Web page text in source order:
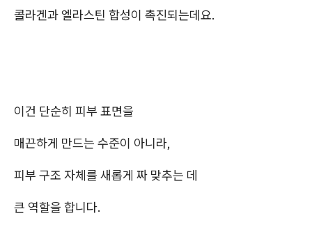
콜라겐과 엘라스틴 합성이 촉진되는데요.
이건 단순히 피부 표면을
매끈하게 만드는 수준이 아니라,
피부 구조 자체를 새롭게 짜 맞추는 데
큰 역할을 합니다.